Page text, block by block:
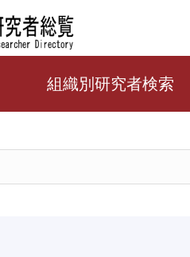
組織別研究者検索